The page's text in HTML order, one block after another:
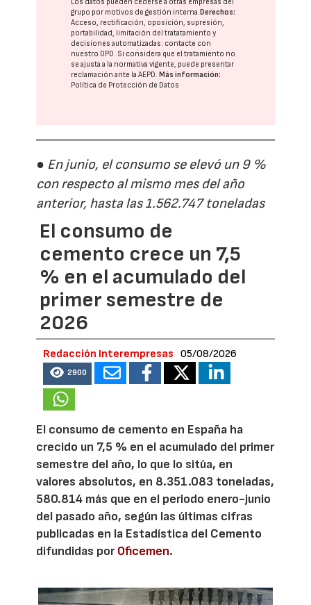
grupo por motivos de gestión interna.Derechos:
Acceso, rectificación, oposición, supresión,
portabilidad, limitación del tratatamiento y
decisiones automatizadas: contacte con
nuestro DPD. Si considera que el tratamiento no
se ajusta a la normativa vigente, puede presentar
reclamación ante laAEPD.Más información:
Política de Protección de Datos
● En junio, el consumo se elevó un 9 %
con respecto al mismo mes del año
anterior, hasta las 1.562.747 toneladas
El consumo de
cemento crece un 7,5
% en el acumulado del
primer semestre de
2026
Redacción Interempresas 05/08/2026
2900
El consumo de cemento en España ha
crecido un 7,5 % en el acumulado del primer
semestre del año, lo que lo sitúa, en
valores absolutos, en 8.351.083 toneladas,
580.814 más que en el periodo enero-junio
del pasado año, según las últimas cifras
publicadas en la Estadística del Cemento
difundidas porOficemen.